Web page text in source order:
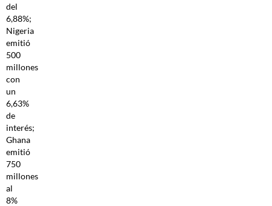
del
6,88%;
Nigeria
emitió
500
millones
con
un
6,63%
de
interés;
Ghana
emitió
750
millones
al
8%